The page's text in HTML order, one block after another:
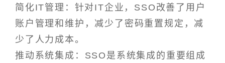
简化IT管理：针对IT企业，SSO改善了用户
账户管理和维护，减少了密码重置规定，减
少了人力成本。
推动系统集成：SSO是系统集成的重要组成